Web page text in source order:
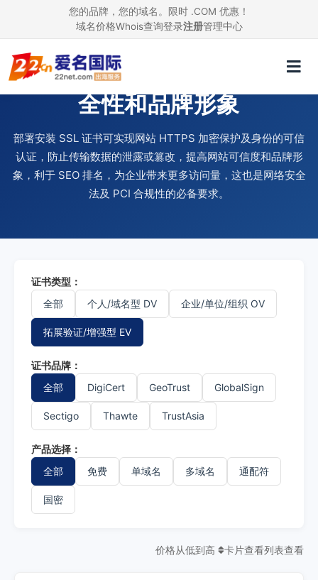
您的品牌，您的域名。限时 .COM 优惠！
域名价格Whois查询登录注册管理中心
使用 SSL 证书，提升网站安
全性和品牌形象
部署安装 SSL 证书可实现网站 HTTPS 加密保护及身份的可信
认证，防止传输数据的泄露或篡改，提高网站可信度和品牌形
象，利于 SEO 排名，为企业带来更多访问量，这也是网络安全
法及 PCI 合规性的必备要求。
证书类型：
全部
个人/域名型 DV 企业/单位/组织 OV
拓展验证/增强型 EV
证书品牌：
全部
DigiCert GeoTrust GlobalSign
Sectigo Thawte TrustAsia
产品选择：
全部
免费 单域名 多域名 通配符
国密
价格从低到高 卡片查看列表查看